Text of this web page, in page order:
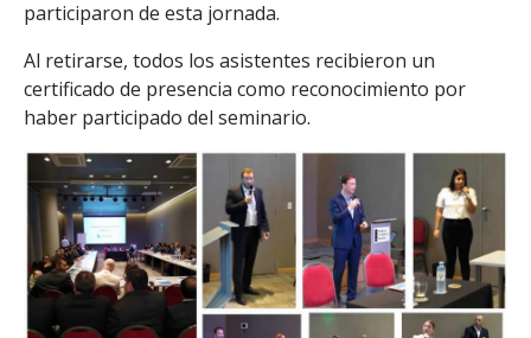
participaron de esta jornada.
Al retirarse, todos los asistentes recibieron un
certificado de presencia como reconocimiento por
haber participado del seminario.